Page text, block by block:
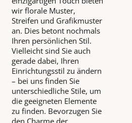
wir florale Muster,
Streifen und Grafikmuster
an. Dies betont nochmals
Ihren persönlichen Stil.
Vielleicht sind Sie auch
gerade dabei, Ihren
Einrichtungsstil zu ändern
– bei uns finden Sie
unterschiedliche Stile, um
die geeigneten Elemente
zu finden. Bevorzugen Sie